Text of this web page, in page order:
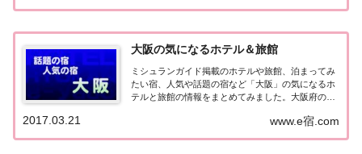
道・東北の宿北海道の宿 メディア（TV）掲載 開
大阪の気になるホテル＆旅館
ミシュランガイド掲載のホテルや旅館、泊まってみ
たい宿、人気や話題の宿など「大阪」の気になるホ
テルと旅館の情報をまとめてみました。大阪府の気
や旅館▽【旅サラダ】ゲストの旅 ～ 都市観光に最
www.e宿.com
2017.03.21